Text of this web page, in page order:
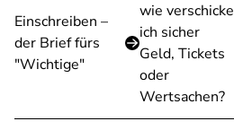
Einschreiben –
der Brief fürs
"Wichtige"
wie verschicke
ich sicher
Geld, Tickets
oder
Wertsachen?